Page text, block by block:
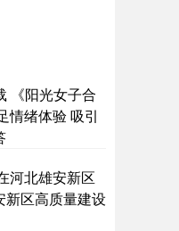
《阳光女子合
情绪体验 吸引
河北雄安新区
新区高质量建设